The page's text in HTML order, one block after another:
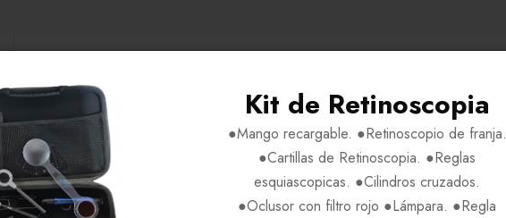
Kit de Retinoscopia
●Mango recargable. ●Retinoscopio de franja.
●Cartillas de Retinoscopia. ●Reglas
esquiascopicas. ●Cilindros cruzados.
●Oclusor con filtro rojo ●Lámpara. ●Regla
Acetato-Metal
Cafe Dorado C052